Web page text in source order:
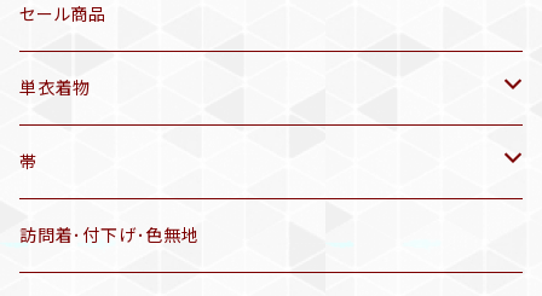
三分紐
帯揚げ
羽織
半幅帯
リサイクル着物
セール商品
単衣着物
アンティーク着物
リサイクル着物
帯
リサイクル帯
訪問着･付下げ･色無地